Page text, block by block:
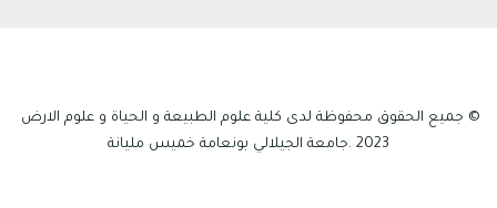
© جميع الحقوق محفوظة لدى كلية علوم الطبيعة و الحياة و علوم الارض
2023 .جامعة الجيلالي بونعامة خميس مليانة